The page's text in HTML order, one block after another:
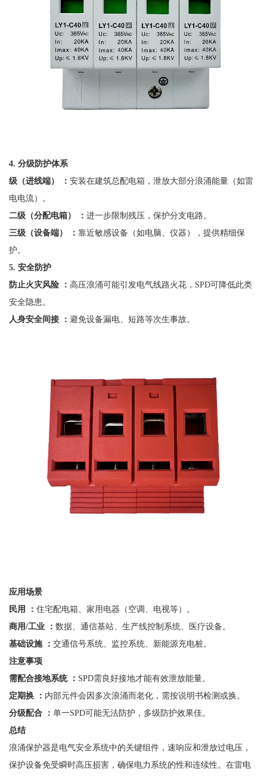
4. 分级防护体系
级（进线端）
： 安装在建筑总配电箱，泄放大部分浪涌能量（如雷
电电流）。
二级（分配电箱）
： 进一步限制残压，保护分支电路。
三级（设备端）
： 靠近敏感设备（如电脑、仪器），提供精细保
护。
5. 安全防护
防止火灾风险
： 高压浪涌可能引发电气线路火花， SPD可降低此类
安全隐患。
人身安全间接
： 避免设备漏电、短路等次生事故。
应用场景
民用
： 住宅配电箱、家用电器（空调、电视等）。
商用/工业 ： 数据、通信基站、生产线控制系统、医疗设备。
基础设施
： 交通信号系统、监控系统、新能源充电桩。
注意事项
需配合接地系统
： SPD需良好接地才能有效泄放能量。
定期换
： 内部元件会因多次浪涌而老化，需按说明书检测或换。
分级配合
： 单一SPD可能无法防护，多级防护效果佳。
总结
浪涌保护器是电气安全系统中的关键组件，速响应和泄放过电压，
保护设备免受瞬时高压损害，确保电力系统的性和连续性。在雷电